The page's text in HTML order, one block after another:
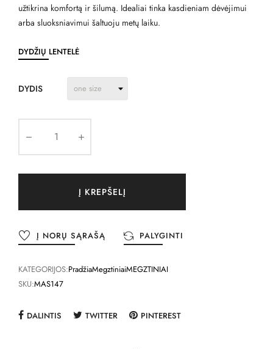
užtikrina komfortą ir šilumą. Idealiai tinka kasdieniam dėvėjimui
arba sluoksniavimui šaltuoju metų laiku.
DYDŽIŲ LENTELĖ
DYDIS
Į KREPŠELĮ
Į NORŲ SĄRAŠĄ PALYGINTI
KATEGORIJOS:PradžiaMegztiniaiMEGZTINIAI
SKU:MAS147
DALINTIS TWITTER PINTEREST